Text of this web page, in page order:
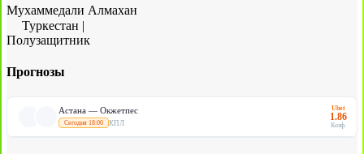
Мухаммедали Алмахан
Туркестан |
Полузащитник
Прогнозы
Астана — Окжетпес
Сегодня 18:00 КПЛ
Ubet
1.86
Коэф.